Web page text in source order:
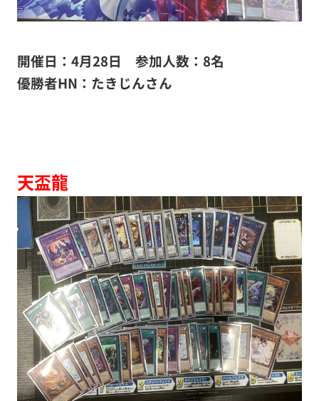
開催日：4月28日 参加人数：8名
優勝者HN：たきじんさん
天盃龍